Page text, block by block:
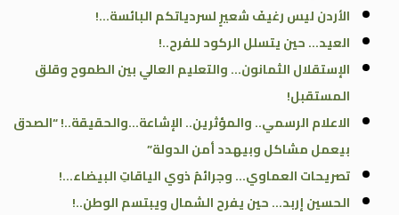
الأردن ليس رغيفَ شعيرٍ لسردياتكم البائسة…!
العيد… حين يتسلل الركود للفرح..!
الإستقلال الثمانون… والتعليم العالي بين الطموح وقلق
المستقبل!
الاعلام الرسمي.. والمؤثرين.. الإشاعة…والحقيقة..! “الصدق
بيعمل مشاكل وبيهدد أمن الدولة”
تصريحات العماوي… وجرائمُ ذوي الياقاتِ البيضاء…!
الحسين إربد… حين يفرح الشمال ويبتسم الوطن..!